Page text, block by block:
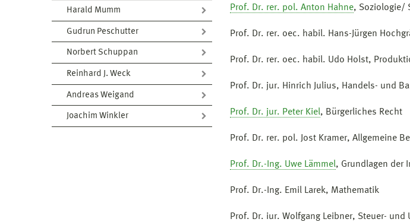
Harald Mumm
Gudrun Peschutter
Norbert Schuppan
Reinhard J. Weck
Andreas Weigand
Joachim Winkler
Prof. Dr. rer. pol. Anton Hahne, Soziologie/
Prof. Dr. rer. oec. habil. Hans-Jürgen
Prof. Dr. rer. oec. habil. Udo Holst,
Prof. Dr. jur. Hinrich Julius, Handels- und
Prof. Dr. jur. Peter Kiel, Bürgerliches Recht
Prof. Dr. rer. pol. Jost Kramer, Allgemeine
Prof. Dr.-Ing. Uwe Lämmel, Grundlagen der
Prof. Dr.-Ing. Emil Larek, Mathematik
Prof. Dr. iur. Wolfgang Leibner, Steuer- und